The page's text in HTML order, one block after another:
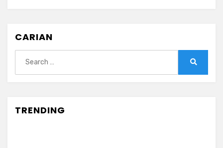
CARIAN
for:
TRENDING